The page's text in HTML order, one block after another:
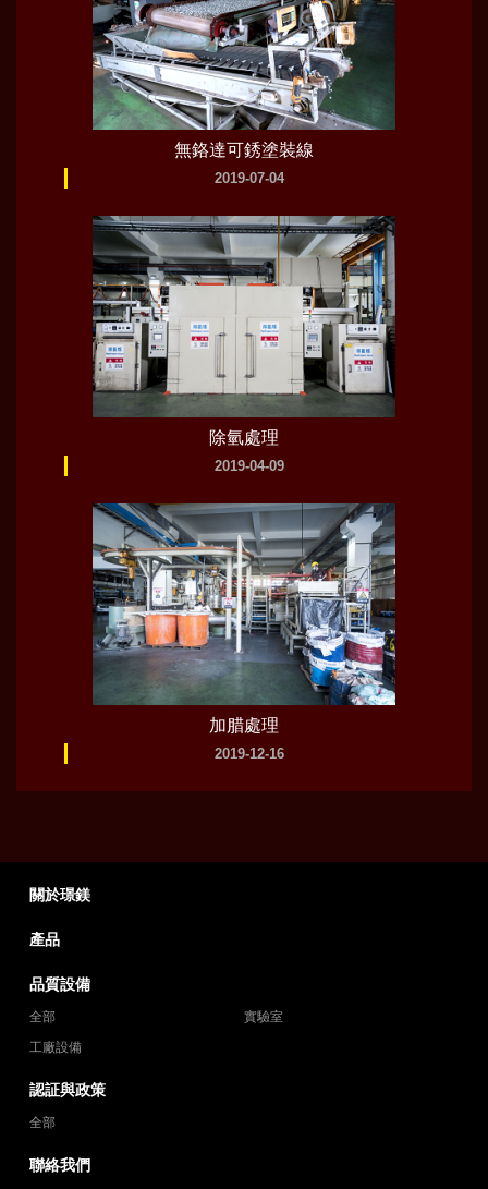
無鉻達可銹塗裝線
2019-07-04
除氫處理
2019-04-09
加腊處理
2019-12-16
關於璟鎂
產品
品質設備
全部
實驗室
工廠設備
認証與政策
全部
聯絡我們